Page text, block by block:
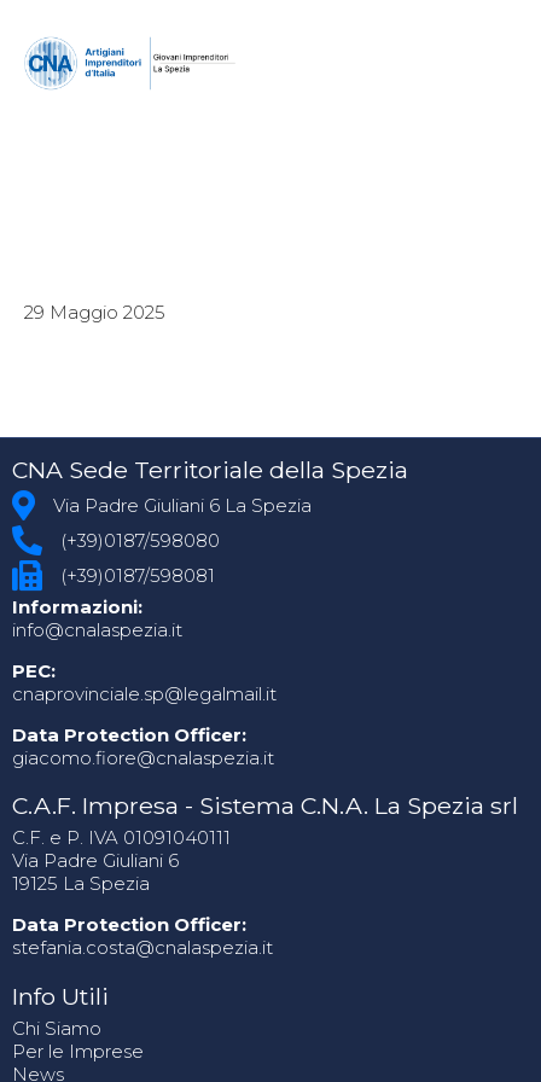
29 Maggio 2025
CNA Sede Territoriale della Spezia
Via Padre Giuliani 6 La Spezia
(+39)0187/598080
(+39)0187/598081
Informazioni:
info@cnalaspezia.it
PEC:
cnaprovinciale.sp@legalmail.it
Data Protection Officer:
giacomo.fiore@cnalaspezia.it
C.A.F. Impresa - Sistema C.N.A. La Spezia srl
C.F. e P. IVA 01091040111
Via Padre Giuliani 6
19125 La Spezia
Data Protection Officer:
stefania.costa@cnalaspezia.it
Info Utili
Chi Siamo
Per le Imprese
News